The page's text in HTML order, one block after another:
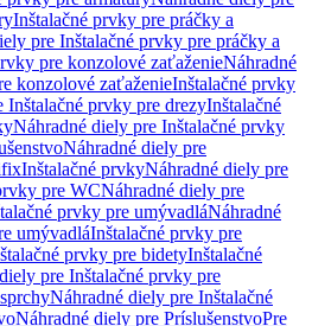
Inštalačné prvky pre práčky a
pre Inštalačné prvky pre práčky a
pre konzolové zaťaženieNáhradné
konzolové zaťaženieInštalačné prvky
Inštalačné prvky pre drezyInštalačné
Náhradné diely pre Inštalačné prvky
Náhradné diely pre
Inštalačné prvkyNáhradné diely pre
pre WCNáhradné diely pre
prvky pre umývadláNáhradné
umývadláInštalačné prvky pre
prvky pre bidetyInštalačné
pre Inštalačné prvky pre
Náhradné diely pre Inštalačné
Náhradné diely pre PríslušenstvoPre